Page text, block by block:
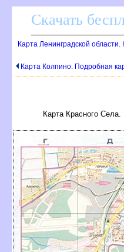
Скачать
Карта Ленинградской
Карта Колпино. Подробная
Карта Красного